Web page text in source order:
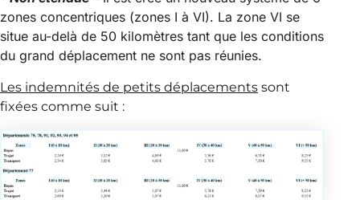
zones concentriques (zones I à VI). La zone VI se
situe au-delà de 50 kilomètres tant que les conditions
du grand déplacement ne sont pas réunies.
Les indemnités de petits déplacements sont
fixées comme suit :